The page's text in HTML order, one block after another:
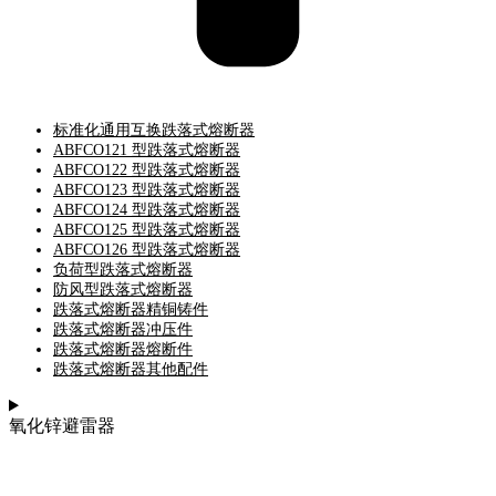
标准化通用互换跌落式熔断器
ABFCO121 型跌落式熔断器
ABFCO122 型跌落式熔断器
ABFCO123 型跌落式熔断器
ABFCO124 型跌落式熔断器
ABFCO125 型跌落式熔断器
ABFCO126 型跌落式熔断器
负荷型跌落式熔断器
防风型跌落式熔断器
跌落式熔断器精铜铸件
跌落式熔断器冲压件
跌落式熔断器熔断件
跌落式熔断器其他配件
氧化锌避雷器